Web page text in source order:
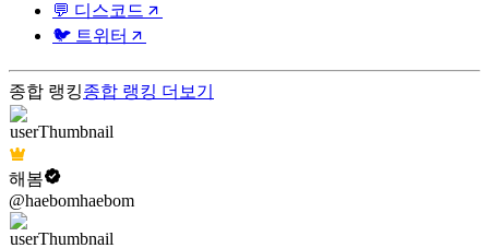
💬 디스코드
🐦 트위터
종합 랭킹종합 랭킹 더보기
해봄
@haebomhaebom